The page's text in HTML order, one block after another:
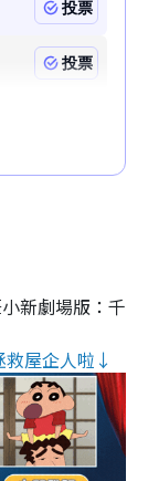
新劇場版：千
救屋企人啦↓